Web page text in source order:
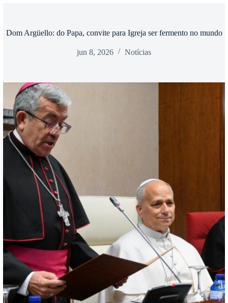
Dom Argüello: do Papa, convite para Igreja ser fermento no mundo
jun 8, 2026 Notícias